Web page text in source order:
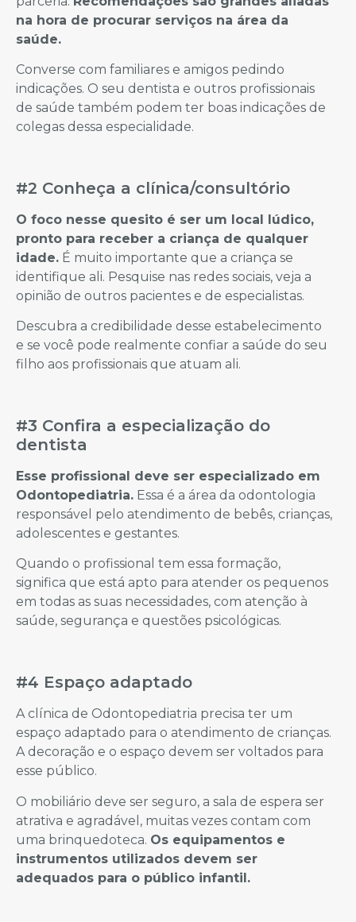
na hora de procurar serviços na área da
saúde.
Converse com familiares e amigos pedindo
indicações. O seu dentista e outros profissionais
de saúde também podem ter boas indicações de
colegas dessa especialidade.
#2 Conheça a clínica/consultório
O foco nesse quesito é ser um local lúdico,
pronto para receber a criança de qualquer
idade. É muito importante que a criança se
identifique ali. Pesquise nas redes sociais, veja a
opinião de outros pacientes e de especialistas.
Descubra a credibilidade desse estabelecimento
e se você pode realmente confiar a saúde do seu
filho aos profissionais que atuam ali.
#3 Confira a especialização do
dentista
Esse profissional deve ser especializado em
Odontopediatria. Essa é a área da odontologia
responsável pelo atendimento de bebês, crianças,
adolescentes e gestantes.
Quando o profissional tem essa formação,
significa que está apto para atender os pequenos
em todas as suas necessidades, com atenção à
saúde, segurança e questões psicológicas.
#4 Espaço adaptado
A clínica de Odontopediatria precisa ter um
espaço adaptado para o atendimento de crianças.
A decoração e o espaço devem ser voltados para
esse público.
O mobiliário deve ser seguro, a sala de espera ser
atrativa e agradável, muitas vezes contam com
uma brinquedoteca. Os equipamentos e
instrumentos utilizados devem ser
adequados para o público infantil.